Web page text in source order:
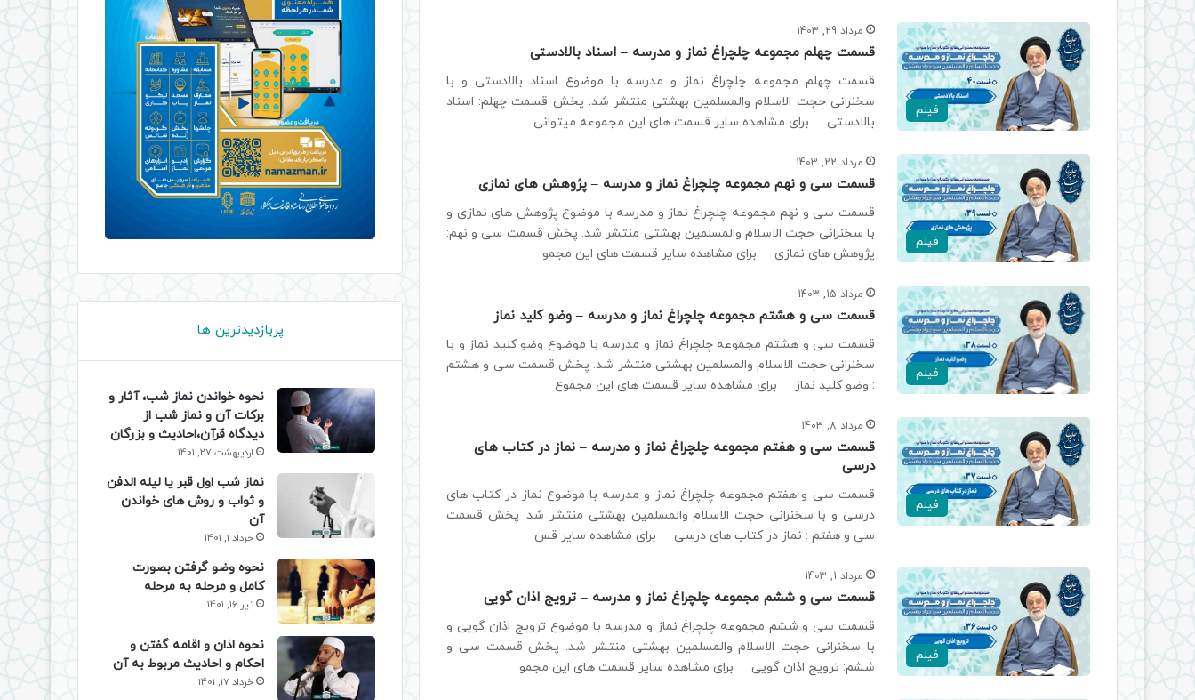
فیلم
مرداد 29, 1403
قسمت چهلم مجموعه چلچراغ نماز و مدرسه – اسناد بالادستی
قسمت چهلم مجموعه چلچراغ نماز و مدرسه با موضوع اسناد بالادستی و با
سخنرانی حجت الاسلام والمسلمین بهشتی منتشر شد. پخش قسمت چهلم: اسناد
بالادستی برای مشاهده سایر قسمت های این مجموعه میتوانی
فیلم
مرداد 22, 1403
قسمت سی و نهم مجموعه چلچراغ نماز و مدرسه – پژوهش های نمازی
قسمت سی و نهم مجموعه چلچراغ نماز و مدرسه با موضوع پژوهش های نمازی و
با سخنرانی حجت الاسلام والمسلمین بهشتی منتشر شد. پخش قسمت سی و نهم:
پژوهش های نمازی برای مشاهده سایر قسمت های این مجمو
فیلم
مرداد 15, 1403
قسمت سی و هشتم مجموعه چلچراغ نماز و مدرسه – وضو کلید نماز
قسمت سی و هشتم مجموعه چلچراغ نماز و مدرسه با موضوع وضو کلید نماز و با
سخنرانی حجت الاسلام والمسلمین بهشتی منتشر شد. پخش قسمت سی و هشتم
: وضو کلید نماز برای مشاهده سایر قسمت های این مجموع
فیلم
مرداد 8, 1403
قسمت سی و هفتم مجموعه چلچراغ نماز و مدرسه – نماز در کتاب های
درسی
قسمت سی و هفتم مجموعه چلچراغ نماز و مدرسه با موضوع نماز در کتاب های
درسی و با سخنرانی حجت الاسلام والمسلمین بهشتی منتشر شد. پخش قسمت
سی و هفتم : نماز در کتاب های درسی برای مشاهده سایر قس
فیلم
مرداد 1, 1403
قسمت سی و ششم مجموعه چلچراغ نماز و مدرسه – ترویج اذان گویی
قسمت سی و ششم مجموعه چلچراغ نماز و مدرسه با موضوع ترویج اذان گویی و
با سخنرانی حجت الاسلام والمسلمین بهشتی منتشر شد. پخش قسمت سی و
ششم: ترویج اذان گویی برای مشاهده سایر قسمت های این مجمو
پربازدیدترین ها
نحوه خواندن نماز شب، آثار و
برکات آن و نماز شب از
دیدگاه قرآن،احادیث و بزرگان
اردیبهشت 27, 1401
نماز شب اول قبر یا لیله الدفن
و ثواب و روش های خواندن
آن
خرداد 1, 1401
نحوه وضو گرفتن بصورت
کامل و مرحله به مرحله
تیر 16, 1401
نحوه اذان و اقامه گفتن و
احکام و احادیث مربوط به آن
خرداد 17, 1401